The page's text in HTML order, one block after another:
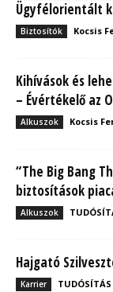
Ügyfélorientált
Biztosítók Kocsis
Kihívások és
– Évértékelő az
Alkuszok Kocsis
“The Big Bang
biztosítások
Alkuszok
Hajgató
Karrier TUDÓSÍTÁS